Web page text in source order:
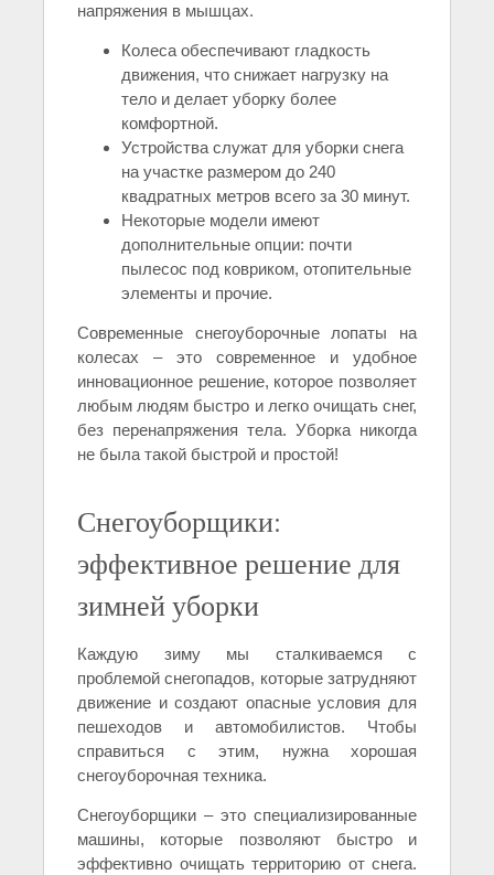
напряжения в мышцах.
Колеса обеспечивают гладкость
движения, что снижает нагрузку на
тело и делает уборку более
комфортной.
Устройства служат для уборки снега
на участке размером до 240
квадратных метров всего за 30 минут.
Некоторые модели имеют
дополнительные опции: почти
пылесос под ковриком, отопительные
элементы и прочие.
Современные снегоуборочные лопаты на
колесах – это современное и удобное
инновационное решение, которое позволяет
любым людям быстро и легко очищать снег,
без перенапряжения тела. Уборка никогда
не была такой быстрой и простой!
Снегоуборщики:
эффективное решение для
зимней уборки
Каждую зиму мы сталкиваемся с
проблемой снегопадов, которые затрудняют
движение и создают опасные условия для
пешеходов и автомобилистов. Чтобы
справиться с этим, нужна хорошая
снегоуборочная техника.
Снегоуборщики – это специализированные
машины, которые позволяют быстро и
эффективно очищать территорию от снега.